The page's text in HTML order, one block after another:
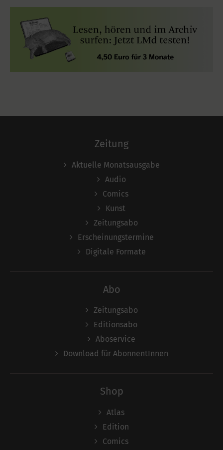
Zeitung
Aktuelle Monatsausgabe
Audio
Comics
Kunst
Zeitungsabo
Erscheinungstermine
Digitale Formate
Abo
Zeitungsabo
Editionsabo
Aboservice
Download für AbonnentInnen
Shop
Atlas
Edition
Comics